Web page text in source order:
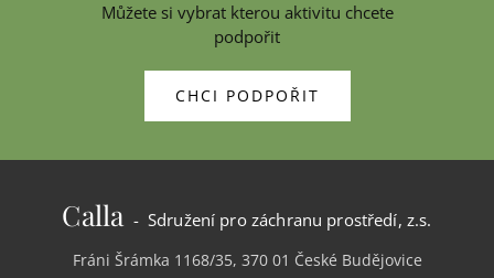
Můžete si vybrat kterou aktivitu chcete
podpořit
CHCI PODPOŘIT
Calla - Sdružení pro záchranu prostředí, z.s.
Fráni Šrámka 1168/35, 370 01 České Budějovice